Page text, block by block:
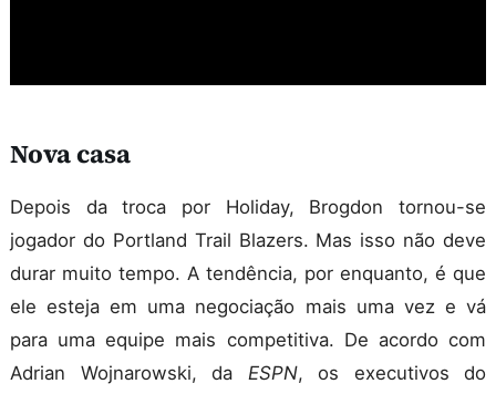
Nova casa
Depois da troca por Holiday, Brogdon tornou-se
jogador do Portland Trail Blazers. Mas isso não deve
durar muito tempo. A tendência, por enquanto, é que
ele esteja em uma negociação mais uma vez e vá
para uma equipe mais competitiva. De acordo com
Adrian Wojnarowski, da ESPN, os executivos do